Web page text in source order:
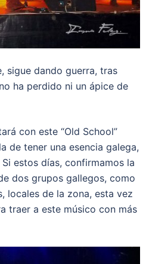
sigue dando guerra, tras
ha perdido ni un ápice de
con este “Old School”
de tener una esencia galega,
estos días, confirmamos la
dos grupos gallegos, como
locales de la zona, esta vez
traer a este músico con más